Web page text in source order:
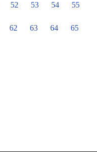
52 53 54 55
62 63 64 65